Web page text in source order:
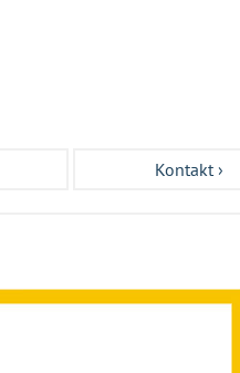
Kontakt ›